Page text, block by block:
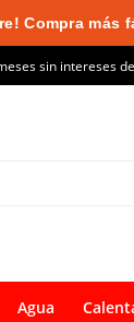
Compra más
sin intereses
Agua